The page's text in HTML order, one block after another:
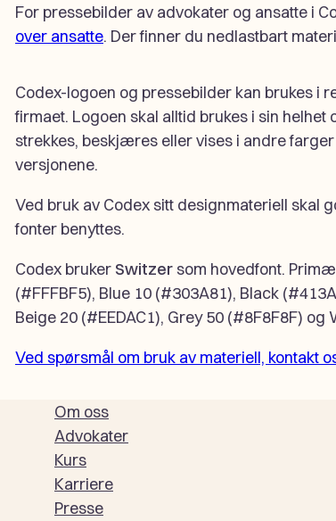
For pressebilder av advokater og ansatte i
over ansatte. Der finner du nedlastbart
Codex-logoen og pressebilder kan brukes i
firmaet. Logoen skal alltid brukes i sin helhet
strekkes, beskjæres eller vises i andre
versjonene.
Ved bruk av Codex sitt designmateriell skal
fonter benyttes.
Codex bruker Switzer som hovedfont.
(#FFFBF5), Blue 10 (#303A81), Black
Beige 20 (#EEDAC1), Grey 50 (#8F8F8F) og
Ved spørsmål om bruk av materiell, kontakt
Om oss
Advokater
Kurs
Karriere
Presse